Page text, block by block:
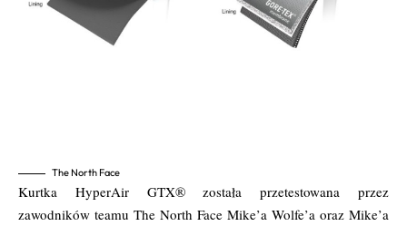
The North Face
Kurtka HyperAir GTX® została przetestowana przez
zawodników teamu The North Face Mike’a Wolfe’a oraz Mike’a